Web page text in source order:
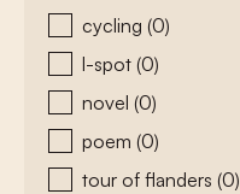
cycling (0)
l-spot (0)
novel (0)
poem (0)
tour of flanders (0)